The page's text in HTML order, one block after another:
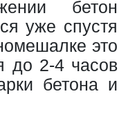
бетон
уже спустя
это
до 2-4 часов
бетона и